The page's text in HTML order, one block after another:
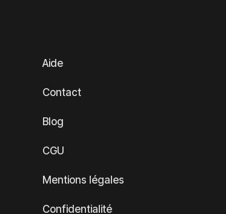
Aide
Contact
Blog
CGU
Mentions légales
Confidentialité